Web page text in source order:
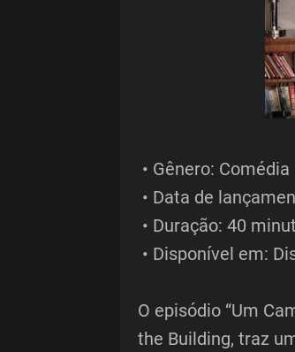
• Gênero: Comédia
• Data de
• Duração: 40
• Disponível em:
O episódio “Um
the Building, traz